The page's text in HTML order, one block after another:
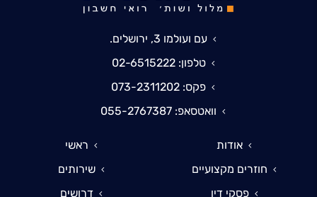
עם ועולמו 3, ירושלים.
טלפון: 02-6515222
פקס: 073-2311202
וואטסאפ: 055-2767387
ראשי
אודות
שירותים
חוזרים מקצועיים
דרושים
פסקי דין